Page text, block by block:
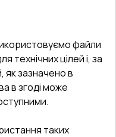
Келецька 60 кв. 61
файли
технічних цілей і, за
як зазначено в
в згоді може
таких